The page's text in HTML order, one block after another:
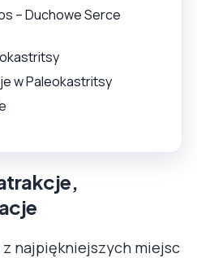
– Duchowe Serce
w Paleokastritsy
z najpiękniejszych miejsc